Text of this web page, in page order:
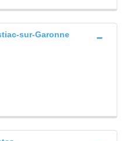
sur-Garonne